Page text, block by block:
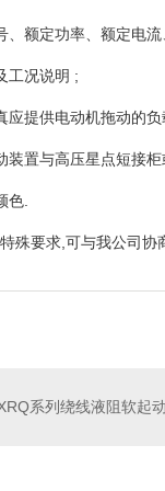
、额定功率、额定电
工况说明 ;
应提供电动机拖动的
装置与高压星点短接
色.
殊要求,可与我公司协
系列绕线液阻软起